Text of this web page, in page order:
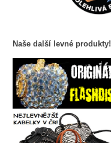
Naše další levné produkty!